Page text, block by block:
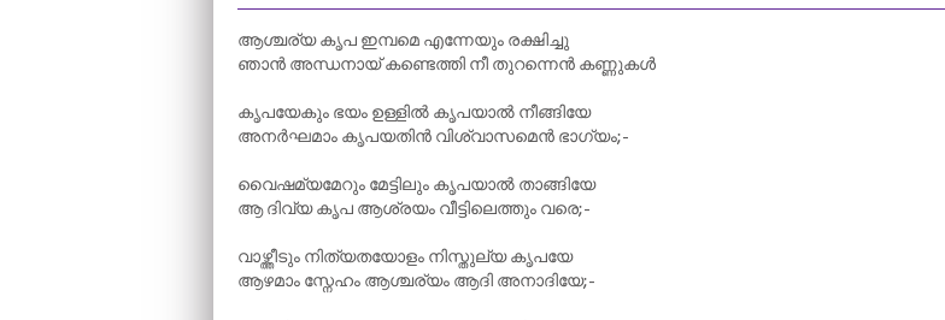
ആശ്ചര്യ കൃപ ഇമ്പമെ എന്നേയും രക്ഷിച്ചു
ഞാൻ അന്ധനായ് കണ്ടെത്തി നീ തുറന്നെൻ കണ്ണുകൾ
കൃപയേകും ഭയം ഉള്ളിൽ കൃപയാൽ നീങ്ങിയേ
അനർഘമാം കൃപയതിൻ വിശ്വാസമെൻ ഭാഗ്യം;-
വൈഷമ്യമേറും മേട്ടിലും കൃപയാൽ താങ്ങിയേ
ആ ദിവ്യ കൃപ ആശ്രയം വീട്ടിലെത്തും വരെ;-
വാഴ്ത്തീടും നിത്യതയോളം നിസ്തുല്യ കൃപയേ
ആഴമാം സ്നേഹം ആശ്ചര്യം ആദി അനാദിയേ;-